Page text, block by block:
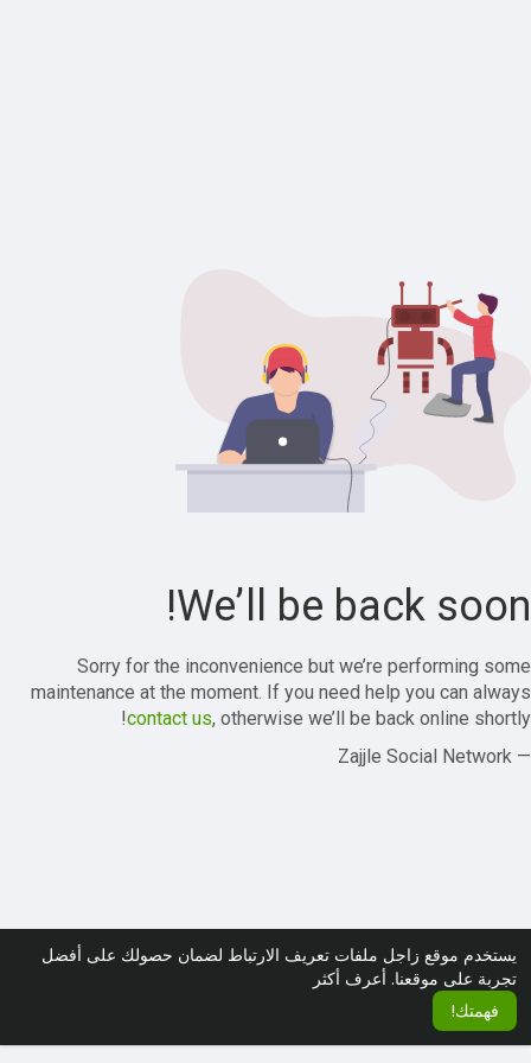
يستخدم موقع زاجل ملفات تعريف الارتباط لضمان حصولك على أفضل
تجربة على موقعنا. أعرف أكثر
فهمتك!
We’ll be back soon!
Sorry for the inconvenience but we’re performing some
maintenance at the moment. If you need help you can always
contact us, otherwise we’ll be back online shortly!
— Zajjle Social Network